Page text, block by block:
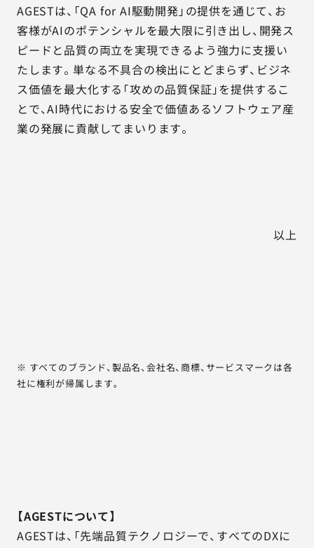
AGESTは、「QA for AI駆動開発」の提供を通じて、お
客様がAIのポテンシャルを最大限に引き出し、開発ス
ピードと品質の両立を実現できるよう強力に支援い
たします。単なる不具合の検出にとどまらず、ビジネ
ス価値を最大化する「攻めの品質保証」を提供するこ
とで、AI時代における安全で価値あるソフトウェア産
業の発展に貢献してまいります。
以上
※ すべてのブランド、製品名、会社名、商標、サービスマークは各
社に権利が帰属します。
【AGESTについて】
AGESTは、「先端品質テクノロジーで、すべてのDXに